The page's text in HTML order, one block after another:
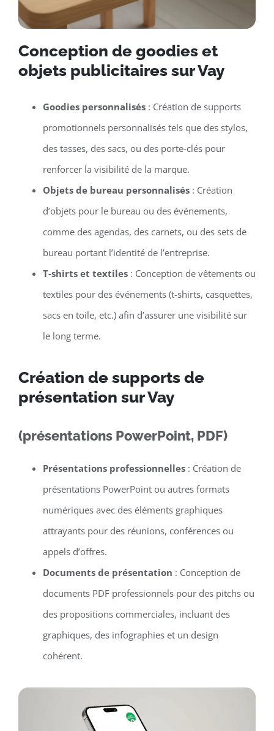
Conception de goodies et
objets publicitaires sur Vay
Goodies personnalisés: Création de supports
promotionnels personnalisés tels que des stylos,
des tasses, des sacs, ou des porte-clés pour
renforcer la visibilité de la marque.
Objets de bureau personnalisés: Création
d’objets pour le bureau ou des événements,
comme des agendas, des carnets, ou des sets de
bureau portant l’identité de l’entreprise.
T-shirts et textiles: Conception de vêtements ou
textiles pour des événements (t-shirts, casquettes,
sacs en toile, etc.) afin d’assurer une visibilité sur
le long terme.
Création de supports de
présentation sur Vay
(présentations PowerPoint, PDF)
Présentations professionnelles: Création de
présentations PowerPoint ou autres formats
numériques avec des éléments graphiques
attrayants pour des réunions, conférences ou
appels d’offres.
Documents de présentation : Conception de
documents PDF professionnels pour des pitchs ou
des propositions commerciales, incluant des
graphiques, des infographies et un design
cohérent.